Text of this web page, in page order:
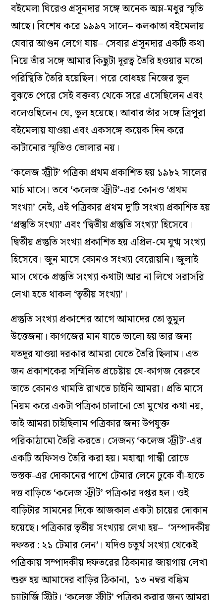
বইমেলা ঘিরেও প্রসূনদার সঙ্গে অনেক অম্ল-মধুর স্মৃতি
আছে। বিশেষ করে ১৯৯৭ সালে– কলকাতা বইমেলায়
যেবার আগুন লেগে যায়– সেবার প্রসূনদার একটি কথা
নিয়ে তাঁর সঙ্গে আমার কিছুটা দূরত্ব তৈরি হওয়ার মতো
পরিস্থিতি তৈরি হয়েছিল। পরে বোধহয় নিজের ভুল
বুঝতে পেরে সেই বক্তব্য থেকে সরে এসেছিলেন এবং
বলেওছিলেন যে, ভুল হয়েছে। আবার তাঁর সঙ্গে ত্রিপুরা
বইমেলায় যাওয়া এবং একসঙ্গে কয়েক দিন করে
কাটানোর স্মৃতিও ভোলার নয়।
‘কলেজ স্ট্রীট’ পত্রিকা প্রথম প্রকাশিত হয় ১৯৮২ সালের
মার্চ মাসে। তবে ‘কলেজ স্ট্রীট’-এর কোনও ‘প্রথম
সংখ্যা’ নেই, এই পত্রিকার প্রথম দু’টি সংখ্যা প্রকাশিত হয়
‘প্রস্তুতি সংখ্যা’ এবং ‘দ্বিতীয় প্রস্তুতি সংখ্যা’ হিসেবে।
দ্বিতীয় প্রস্তুতি সংখ্যা প্রকাশিত হয় এপ্রিল-মে যুগ্ম সংখ্যা
হিসেবে। জুন মাসে কোনও সংখ্যা বেরোয়নি। জুলাই
মাস থেকে প্রস্তুতি সংখ্যা কথাটা আর না লিখে সরাসরি
লেখা হতে থাকল ‘তৃতীয় সংখ্যা’।
প্রস্তুতি সংখ্যা প্রকাশের আগে আমাদের তো তুমুল
উত্তেজনা। কাগজের মান যাতে ভালো হয় তার জন্য
যতদূর যাওয়া দরকার আমরা যেতে তৈরি ছিলাম। এত
জন প্রকাশকের সম্মিলিত প্রচেষ্টায় যে-কাগজ বেরুবে
তাতে কোনও খামতি রাখতে চাইনি আমরা। প্রতি মাসে
নিয়ম করে একটা পত্রিকা চালানো তো মুখের কথা নয়,
তাই আমরা চাইছিলাম পত্রিকার জন্য উপযুক্ত
পরিকাঠামো তৈরি করতে। সেজন্য ‘কলেজ স্ট্রীট’-এর
একটি অফিসও তৈরি করা হয়। মহাত্মা গান্ধী রোডে
ভস্তক-এর দোকানের পাশে টেমার লেনে ঢুকে বাঁ-হাতে
দত্ত বাড়িতে ‘কলেজ স্ট্রীট’ পত্রিকার দপ্তর হল। ওই
বাড়িটার সামনের দিকে আজকাল একটা চায়ের দোকান
হয়েছে। পত্রিকার তৃতীয় সংখ্যায় লেখা হয়– ‘সম্পাদকীয়
দফতর : ২১ টেমার লেন’। যদিও চতুর্থ সংখ্যা থেকেই
পত্রিকায় সম্পাদকীয় দফতরের ঠিকানার জায়গায় লেখা
শুরু হয় আমাদের বাড়ির ঠিকানা, ১৩ নম্বর বঙ্কিম